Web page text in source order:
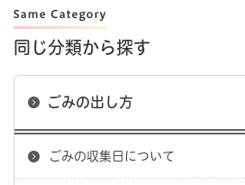
同じ分類から探す
ごみの出し方
ごみの収集日について